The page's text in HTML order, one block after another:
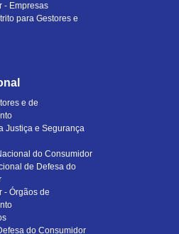
- Empresas
para Gestores e
e de
Justiça e Segurança
do Consumidor
de Defesa do
- Órgãos de
do Consumidor